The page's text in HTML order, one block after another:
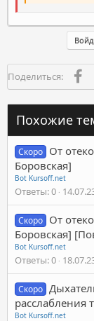
Поделиться:
Похожие
Скоро От
Боровская]
Bot Kursoff.net
Ответы 0
Скоро От
Боровская]
Bot Kursoff.net
Ответы 0
Скоро
расслабления
Bot Kursoff.net